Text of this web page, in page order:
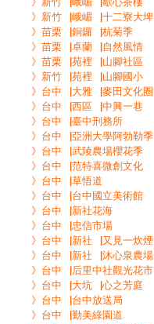
》新竹▕峨嵋▕十二寮大埤
》苗栗▕銅鑼▕杭菊季
》苗栗▕卓蘭▕自然風情
》苗栗▕苑裡▕山腳社區
》新竹▕苑裡▕山腳國小
》台中▕大雅▕麥田文化圈
》台中▕西區▕中興一巷
》台中▕臺中刑務所
》台中▕亞洲大學阿勃勒季
》台中▕武陵農場櫻花季
》台中▕范特喜微創文化
》台中▕草悟道
》台中▕台中國立美術館
》台中▕新社花海
》台中▕忠信市場
》台中▕新社▕又見一炊煙
》台中▕新社▕沐心泉農場
》台中▕后里中社觀光花市
》台中▕大坑▕心之芳庭
》台中▕台中放送局
》台中▕勤美綠園道